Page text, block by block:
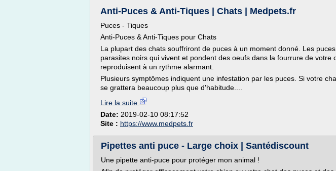
Anti-Puces & Anti-Tiques | Chats | Medpets.fr
Puces - Tiques
Anti-Puces & Anti-Tiques pour Chats
La plupart des chats souffriront de puces à un moment donné. Les
parasites noirs qui vivent et pondent des oeufs dans la fourrure de votre
reproduisent à un rythme alarmant.
Plusieurs symptômes indiquent une infestation par les puces. Si votre
se grattera beaucoup plus que d'habitude....
Lire la suite
Date: 2019-02-10 08:17:52
Site : https://www.medpets.fr
Pipettes anti puce - Large choix | Santédiscount
Une pipette anti-puce pour protéger mon animal !